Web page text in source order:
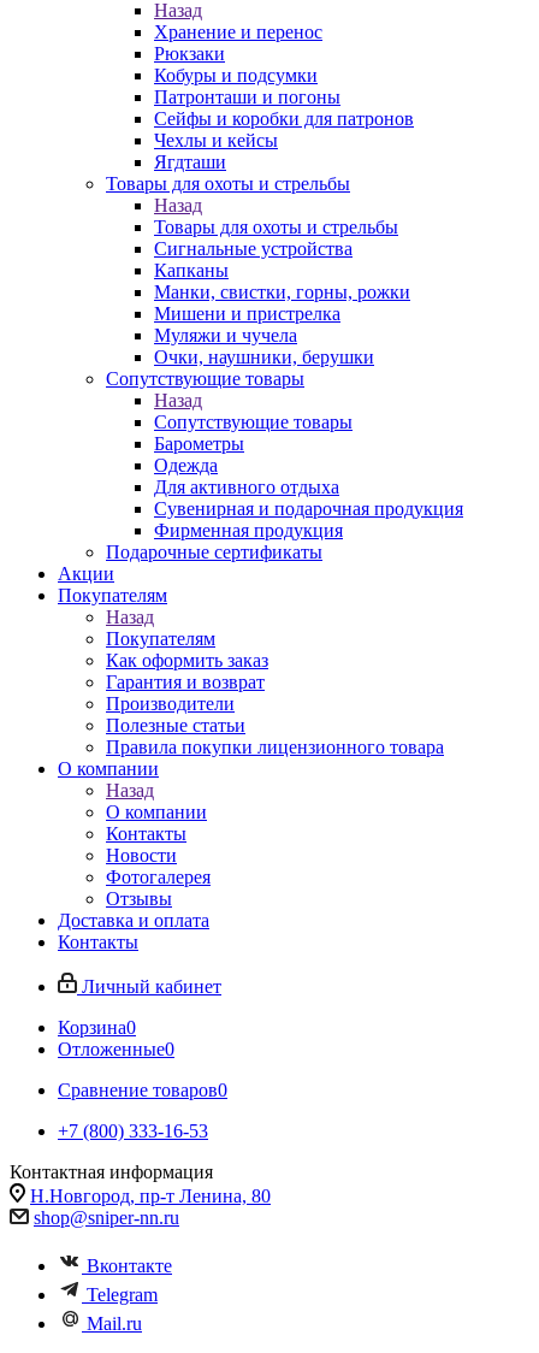
Назад
Хранение и перенос
Рюкзаки
Кобуры и подсумки
Патронташи и погоны
Сейфы и коробки для патронов
Чехлы и кейсы
Ягдташи
Товары для охоты и стрельбы
Назад
Товары для охоты и стрельбы
Сигнальные устройства
Капканы
Манки, свистки, горны, рожки
Мишени и пристрелка
Муляжи и чучела
Очки, наушники, берушки
Сопутствующие товары
Назад
Сопутствующие товары
Барометры
Одежда
Для активного отдыха
Сувенирная и подарочная продукция
Фирменная продукция
Подарочные сертификаты
Акции
Покупателям
Назад
Покупателям
Как оформить заказ
Гарантия и возврат
Производители
Полезные статьи
Правила покупки лицензионного товара
О компании
Назад
О компании
Контакты
Новости
Фотогалерея
Отзывы
Доставка и оплата
Контакты
Личный кабинет
Корзина0
Отложенные0
Сравнение товаров0
+7 (800) 333-16-53
Контактная информация
Н.Новгород, пр-т Ленина, 80
shop@sniper-nn.ru
Вконтакте
Telegram
Mail.ru